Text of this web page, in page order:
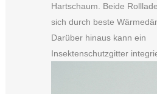
Hartschaum. Beide
sich durch beste
Darüber hinaus kann ein
Insektenschutzgitter